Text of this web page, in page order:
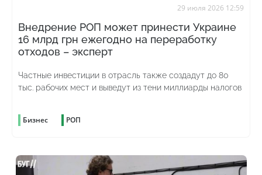
29 июля 2026 12:59
Внедрение РОП может принести Украине
16 млрд грн ежегодно на переработку
отходов – эксперт
Частные инвестиции в отрасль также создадут до 80
тыс. рабочих мест и выведут из тени миллиарды налогов
Бизнес РОП